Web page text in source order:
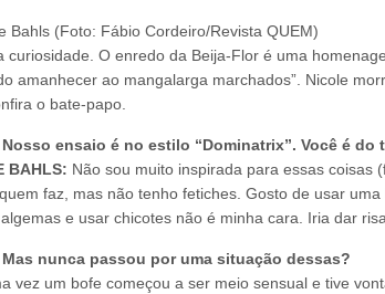
curiosidade. O enredo da Beija-Flor é uma
amanhecer ao mangalarga marchados”. Nicole
o bate-papo.
Nosso ensaio é no estilo “Dominatrix”. Você é
BAHLS: Não sou muito inspirada para essas coisas
faz, mas não tenho fetiches. Gosto de usar
e usar chicotes não é minha cara. Iria dar
Mas nunca passou por uma situação dessas?
vez um bofe começou a ser meio sensual e tive